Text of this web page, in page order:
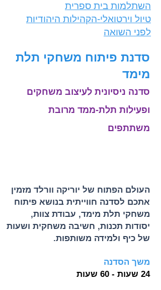
השתלמות בית ספרית
טיול וירטואלי-הקהילות היהודיות
לפני השואה
סדנת פיתוח משחקי תלת
מימד
סדנה ניסיונית לעיצוב משחקים
ופעילות תלת-ממד מרובת
משתתפים
העולם הפתוח של יוריקה וורלד מזמין
אתכם לסדנה חווייתית בנושא פיתוח
משחקי תלת מימד, עבודת צוות,
יסודות תכנות, חשיבה משחקית ושעות
של כיף ולמידה משותפות.
משך הסדנה
24 שעות - 60 שעות